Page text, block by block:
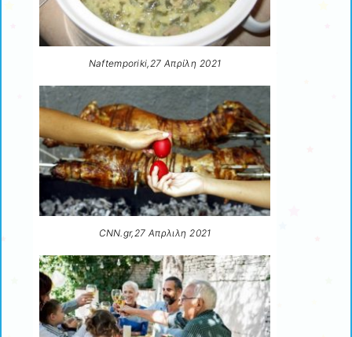
Naftemporiki,27 Aπρίλη 2021
CNN.gr,27 Aπρλιλη 2021